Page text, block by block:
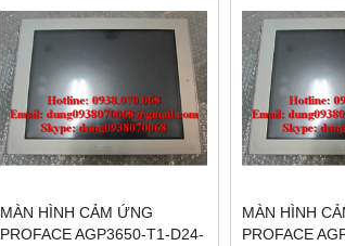
MÀN HÌNH CẢM ỨNG
PROFACE AGP3650-T1-D24-
MÀN HÌNH
PROFACE